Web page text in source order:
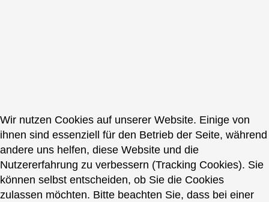
Wir nutzen Cookies auf unserer Website. Einige von
ihnen sind essenziell für den Betrieb der Seite, während
andere uns helfen, diese Website und die
Nutzererfahrung zu verbessern (Tracking Cookies). Sie
können selbst entscheiden, ob Sie die Cookies
zulassen möchten. Bitte beachten Sie, dass bei einer